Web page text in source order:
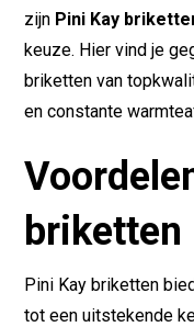
zijn Pini Kay
keuze. Hier vind je
briketten van
en constante
briketten
Pini Kay briketten
tot een uitstekende